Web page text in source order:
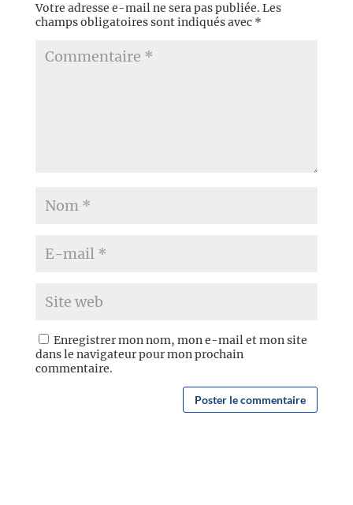
Votre adresse e-mail ne sera pas publiée. Les
champs obligatoires sont indiqués avec *
Enregistrer mon nom, mon e-mail et mon site
dans le navigateur pour mon prochain
commentaire.